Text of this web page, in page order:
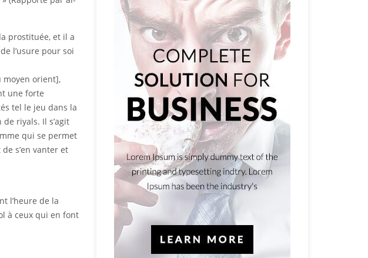
prostituée, et il a
l’usure pour soi
moyen orient],
une forte
tel le jeu dans la
riyals. Il s’agit
qui se permet
s’en vanter et
l’heure de la
à ceux qui en font